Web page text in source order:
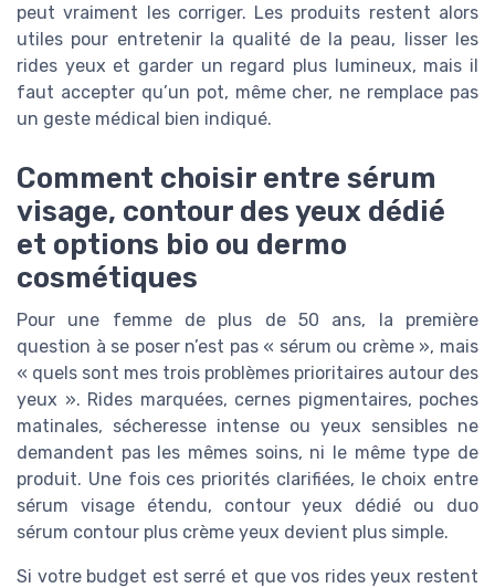
peut vraiment les corriger. Les produits restent alors
utiles pour entretenir la qualité de la peau, lisser les
rides yeux et garder un regard plus lumineux, mais il
faut accepter qu’un pot, même cher, ne remplace pas
un geste médical bien indiqué.
Comment choisir entre sérum
visage, contour des yeux dédié
et options bio ou dermo
cosmétiques
Pour une femme de plus de 50 ans, la première
question à se poser n’est pas « sérum ou crème », mais
« quels sont mes trois problèmes prioritaires autour des
yeux ». Rides marquées, cernes pigmentaires, poches
matinales, sécheresse intense ou yeux sensibles ne
demandent pas les mêmes soins, ni le même type de
produit. Une fois ces priorités clarifiées, le choix entre
sérum visage étendu, contour yeux dédié ou duo
sérum contour plus crème yeux devient plus simple.
Si votre budget est serré et que vos rides yeux restent